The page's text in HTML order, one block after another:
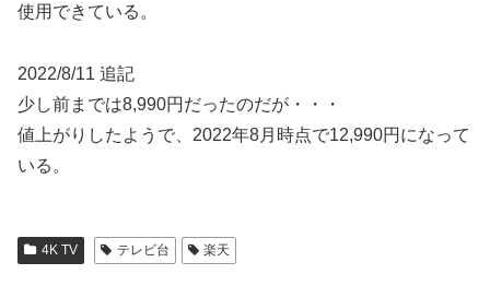
使用できている。
2022/8/11 追記
少し前までは8,990円だったのだが・・・
値上がりしたようで、2022年8月時点で12,990円になって
いる。
4K TV テレビ台 楽天